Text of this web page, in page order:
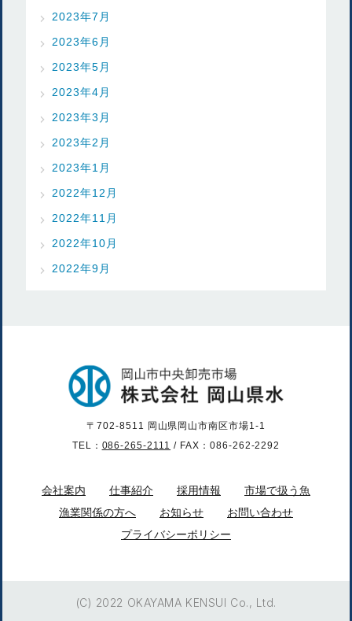
2023年7月
2023年6月
2023年5月
2023年4月
2023年3月
2023年2月
2023年1月
2022年12月
2022年11月
2022年10月
2022年9月
〒702-8511 岡山県岡山市南区市場1-1
TEL： 086-265-2111 / FAX：086-262-2292
会社案内 仕事紹介 採用情報
市場で扱う魚
漁業関係の方へ
お知らせ
お問い合わせ
プライバシーポリシー
(C) 2022 OKAYAMA KENSUI Co., Ltd.